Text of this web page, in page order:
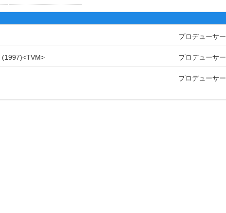
プロデューサー
1997 TVM プロデューサー
プロデューサー